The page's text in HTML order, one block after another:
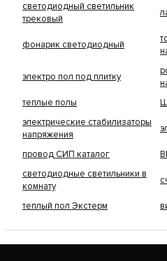
светодиодный светильник
трековый
фонарик светодиодный
электро пол под плитку
теплые полы
электрические стабилизаторы
напряжения
провод СИП каталог
светодиодные светильники в
комнату
теплый пол Экстерм